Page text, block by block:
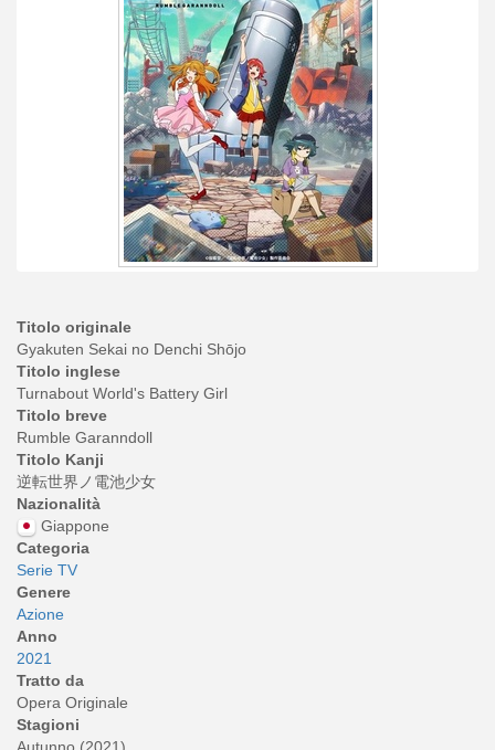
Titolo originale
Gyakuten Sekai no Denchi Shōjo
Titolo inglese
Turnabout World's Battery Girl
Titolo breve
Rumble Garanndoll
Titolo Kanji
逆転世界ノ電池少女
Nazionalità
Giappone
Categoria
Serie TV
Genere
Azione
Anno
2021
Tratto da
Opera Originale
Stagioni